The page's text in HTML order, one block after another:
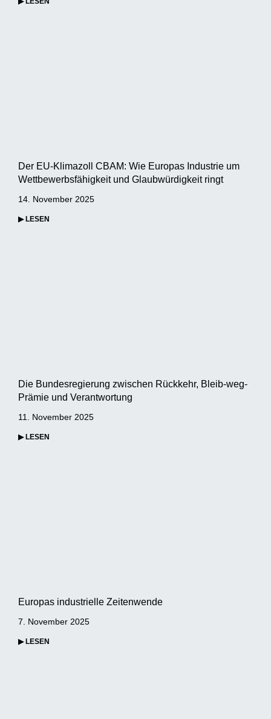
Der EU-Klimazoll CBAM: Wie Europas Industrie um
Wettbewerbsfähigkeit und Glaubwürdigkeit ringt
14. November 2025
▶ LESEN
Die Bundesregierung zwischen Rückkehr, Bleib-weg-
Prämie und Verantwortung
11. November 2025
▶ LESEN
Europas industrielle Zeitenwende
7. November 2025
▶ LESEN